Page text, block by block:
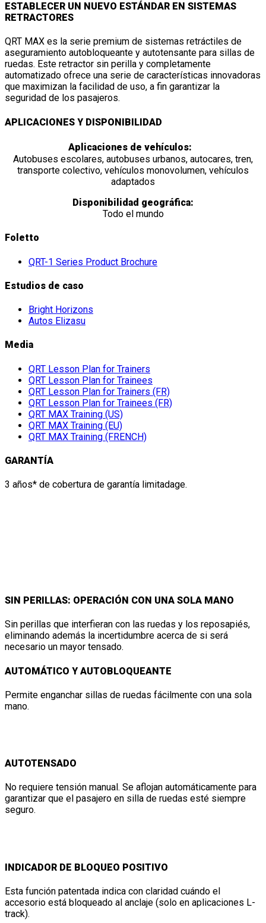
ESTABLECER UN NUEVO ESTÁNDAR EN SISTEMAS
RETRACTORES
QRT MAX es la serie premium de sistemas retráctiles de
aseguramiento autobloqueante y autotensante para sillas de
ruedas. Este retractor sin perilla y completamente
automatizado ofrece una serie de características innovadoras
que maximizan la facilidad de uso, a fin garantizar la
seguridad de los pasajeros.
APLICACIONES Y DISPONIBILIDAD
Aplicaciones de vehículos:
Autobuses escolares, autobuses urbanos, autocares, tren,
transporte colectivo, vehículos monovolumen, vehículos
adaptados
Disponibilidad geográfica:
Todo el mundo
Foletto
QRT-1 Series Product Brochure
Estudios de caso
Bright Horizons
Autos Elizasu
Media
QRT Lesson Plan for Trainers
QRT Lesson Plan for Trainees
QRT Lesson Plan for Trainers (FR)
QRT Lesson Plan for Trainees (FR)
QRT MAX Training (US)
QRT MAX Training (EU)
QRT MAX Training (FRENCH)
GARANTÍA
3 años* de cobertura de garantía limitadage.
SIN PERILLAS: OPERACIÓN CON UNA SOLA MANO
Sin perillas que interfieran con las ruedas y los reposapiés,
eliminando además la incertidumbre acerca de si será
necesario un mayor tensado.
AUTOMÁTICO Y AUTOBLOQUEANTE
Permite enganchar sillas de ruedas fácilmente con una sola
mano.
AUTOTENSADO
No requiere tensión manual. Se aflojan automáticamente para
garantizar que el pasajero en silla de ruedas esté siempre
seguro.
INDICADOR DE BLOQUEO POSITIVO
Esta función patentada indica con claridad cuándo el
accesorio está bloqueado al anclaje (solo en aplicaciones L-
track).